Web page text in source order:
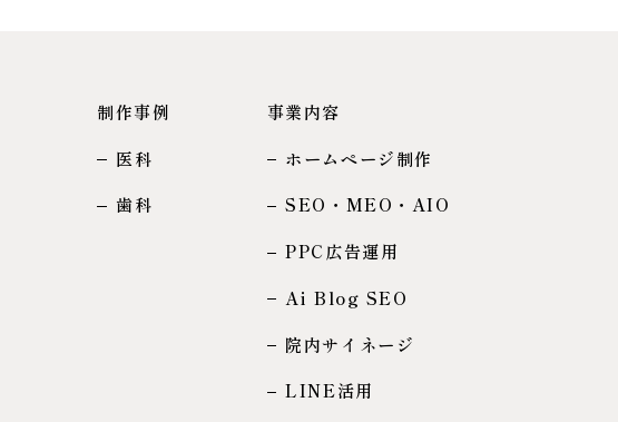
制作事例
医科
歯科
事業内容
ホームページ制作
SEO・MEO・AIO
PPC広告運用
Ai Blog SEO
院内サイネージ
LINE活用